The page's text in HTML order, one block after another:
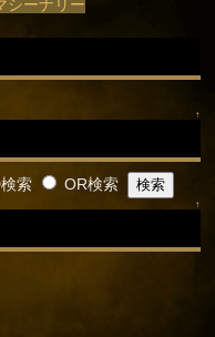
シーナリー
↑
索 OR検索
↑